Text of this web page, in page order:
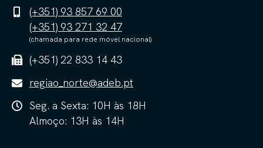
(+351) 93 857 69 00
(+351) 93 271 32 47
(chamada para rede móvel nacional)
(+351) 22 833 14 43
regiao_norte@adeb.pt
Seg. a Sexta: 10H às 18H
Almoço: 13H às 14H